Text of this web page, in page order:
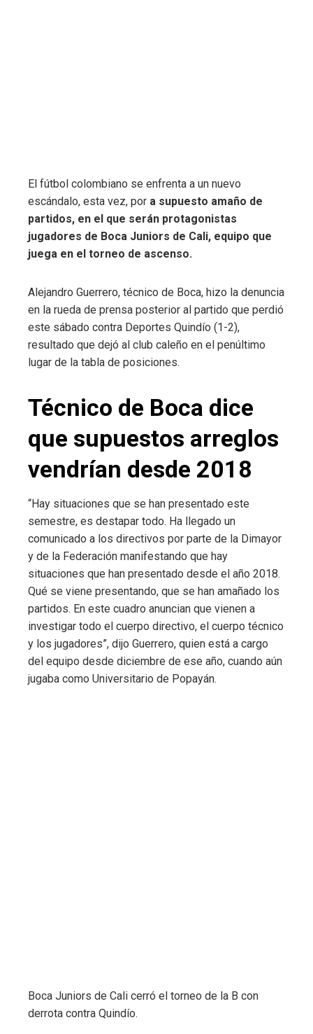
El fútbol colombiano se enfrenta a un nuevo
escándalo, esta vez, por a supuesto amaño de
partidos, en el que serán protagonistas
jugadores de Boca Juniors de Cali, equipo que
juega en el torneo de ascenso.
Alejandro Guerrero, técnico de Boca, hizo la denuncia
en la rueda de prensa posterior al partido que perdió
este sábado contra Deportes Quindío (1-2),
resultado que dejó al club caleño en el penúltimo
lugar de la tabla de posiciones.
Técnico de Boca dice
que supuestos arreglos
vendrían desde 2018
“Hay situaciones que se han presentado este
semestre, es destapar todo. Ha llegado un
comunicado a los directivos por parte de la Dimayor
y de la Federación manifestando que hay
situaciones que han presentado desde el año 2018.
Qué se viene presentando, que se han amañado los
partidos. En este cuadro anuncian que vienen a
investigar todo el cuerpo directivo, el cuerpo técnico
y los jugadores”, dijo Guerrero, quien está a cargo
del equipo desde diciembre de ese año, cuando aún
jugaba como Universitario de Popayán.
Boca Juniors de Cali cerró el torneo de la B con
derrota contra Quindío.